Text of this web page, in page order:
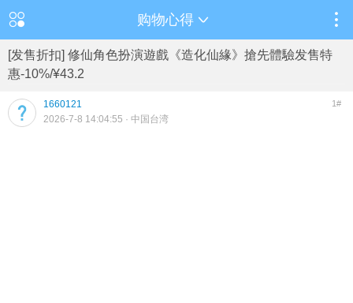
购物心得
[发售折扣] 修仙角色扮演遊戲《造化仙緣》搶先體驗发售特
惠-10%/¥43.2
1660121 1#
2026-7-8 14:04:55 · 中国台湾